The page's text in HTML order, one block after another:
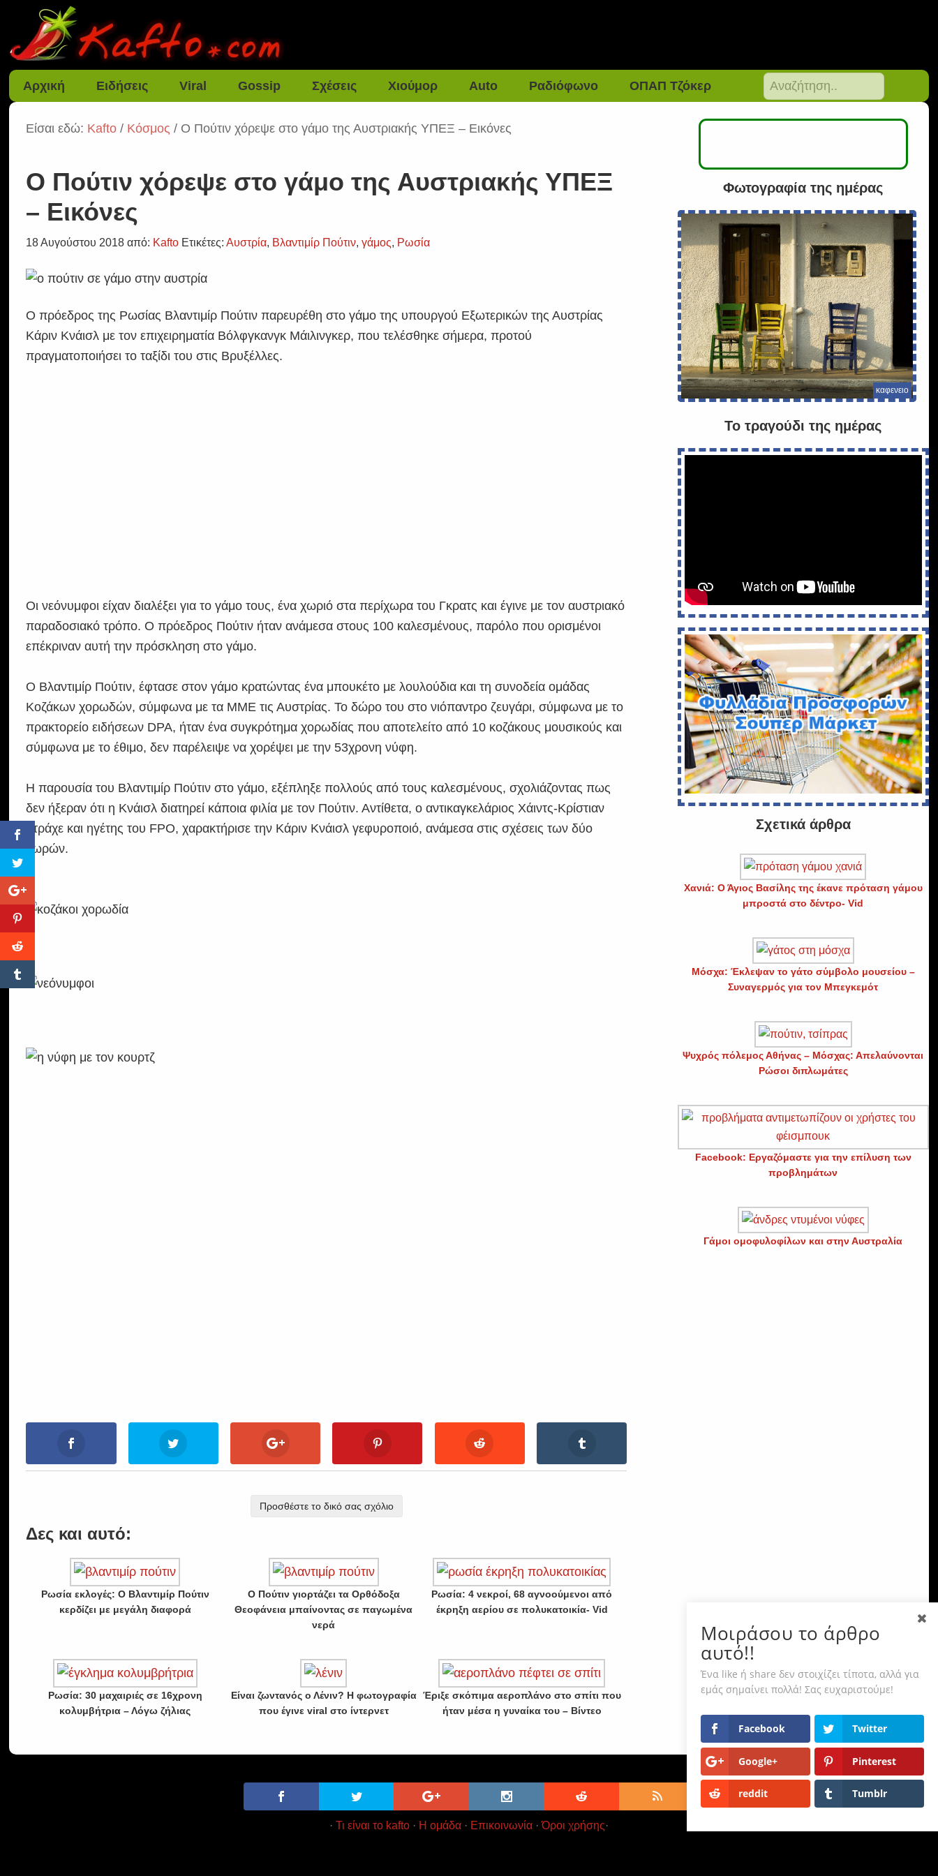
Αρχική Ειδήσεις Viral Gossip Σχέσεις Χιούμορ Auto Ραδιόφωνο ΟΠΑΠ Τζόκερ
Είσαι εδώ: Kafto / Κόσμος / Ο Πούτιν χόρεψε στο γάμο της Αυστριακής ΥΠΕΞ – Εικόνες
Ο Πούτιν χόρεψε στο γάμο της Αυστριακής ΥΠΕΞ
– Εικόνες
18 Αυγούστου 2018 από: Kafto Ετικέτες:Αυστρία, Βλαντιμίρ Πούτιν,γάμος, Ρωσία
Ο πρόεδρος της Ρωσίας Βλαντιμίρ Πούτιν παρευρέθη στο γάμο της υπουργού Εξωτερικών της Αυστρίας
Κάριν Κνάισλ με τον επιχειρηματία Βόλφγκανγκ Μάιλινγκερ, που τελέσθηκε σήμερα, προτού
πραγματοποιήσει το ταξίδι του στις Βρυξέλλες.
Οι νεόνυμφοι είχαν διαλέξει για το γάμο τους, ένα χωριό στα περίχωρα του Γκρατς και έγινε με τον αυστριακό
παραδοσιακό τρόπο. Ο πρόεδρος Πούτιν ήταν ανάμεσα στους 100 καλεσμένους, παρόλο που ορισμένοι
επέκριναν αυτή την πρόσκληση στο γάμο.
Ο Βλαντιμίρ Πούτιν, έφτασε στον γάμο κρατώντας ένα μπουκέτο με λουλούδια και τη συνοδεία ομάδας
Κοζάκων χορωδών, σύμφωνα με τα ΜΜΕ τις Αυστρίας. Το δώρο του στο νιόπαντρο ζευγάρι, σύμφωνα με το
πρακτορείο ειδήσεων DPA, ήταν ένα συγκρότημα χορωδίας που αποτελείτο από 10 κοζάκους μουσικούς και
σύμφωνα με το έθιμο, δεν παρέλειψε να χορέψει με την 53χρονη νύφη.
Η παρουσία του Βλαντιμίρ Πούτιν στο γάμο, εξέπληξε πολλούς από τους καλεσμένους, σχολιάζοντας πως
δεν ήξεραν ότι η Κνάισλ διατηρεί κάποια φιλία με τον Πούτιν. Αντίθετα, ο αντικαγκελάριος Χάιντς-Κρίστιαν
Στράχε και ηγέτης του FPO, χαρακτήρισε την Κάριν Κνάισλ γεφυροποιό, ανάμεσα στις σχέσεις των δύο
χωρών.
Προσθέστε το δικό σας σχόλιο
Δες και αυτό:
Ρωσία εκλογές: Ο Βλαντιμίρ Πούτιν
κερδίζει με μεγάλη διαφορά
Ο Πούτιν γιορτάζει τα Ορθόδοξα
Θεοφάνεια μπαίνοντας σε παγωμένα
νερά
Ρωσία: 4 νεκροί, 68 αγνοούμενοι από
έκρηξη αερίου σε πολυκατοικία- Vid
Ρωσία: 30 μαχαιριές σε 16χρονη
κολυμβήτρια – Λόγω ζήλιας
Είναι ζωντανός ο Λένιν? Η φωτογραφία
που έγινε viral στο ίντερνετ
Έριξε σκόπιμα αεροπλάνο στο σπίτι που
ήταν μέσα η γυναίκα του – Βίντεο
Φωτογραφία της ημέρας
καφενειο
Το τραγούδι της ημέρας
Σχετικά άρθρα
Χανιά: Ο Άγιος Βασίλης της έκανε πρόταση γάμου
μπροστά στο δέντρο- Vid
Μόσχα: Έκλεψαν το γάτο σύμβολο μουσείου –
Συναγερμός για τον Μπεγκεμότ
Ψυχρός πόλεμος Αθήνας – Μόσχας: Απελαύνονται
Ρώσοι διπλωμάτες
Facebook: Εργαζόμαστε για την επίλυση των
προβλημάτων
Γάμοι ομοφυλοφίλων και στην Αυστραλία
· Τι είναι το kafto· Η ομάδα· Επικοινωνία·Όροι χρήσης·
Μοιράσου το άρθρο
αυτό!!
Ένα like ή share δεν στοιχίζει τίποτα, αλλά για
εμάς σημαίνει πολλά! Σας ευχαριστούμε!
Facebook Twitter
Google+ Pinterest
reddit Tumblr